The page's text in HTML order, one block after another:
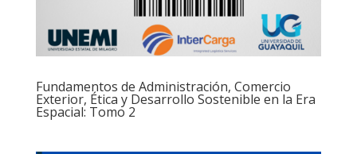
Fundamentos de Administración, Comercio
Exterior, Ética y Desarrollo Sostenible en la Era
Espacial: Tomo 2